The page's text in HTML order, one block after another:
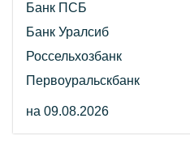
Банк ПСБ
Банк Уралсиб
Россельхозбанк
Первоуральскбанк
на 09.08.2026